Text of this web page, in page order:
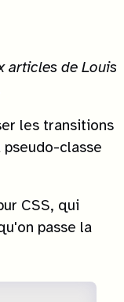
articles de Louis
les transitions
pseudo-classe
CSS, qui
passe la